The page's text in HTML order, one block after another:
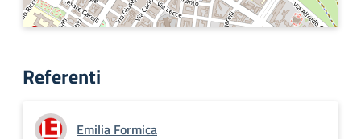
Referenti
Emilia Formica